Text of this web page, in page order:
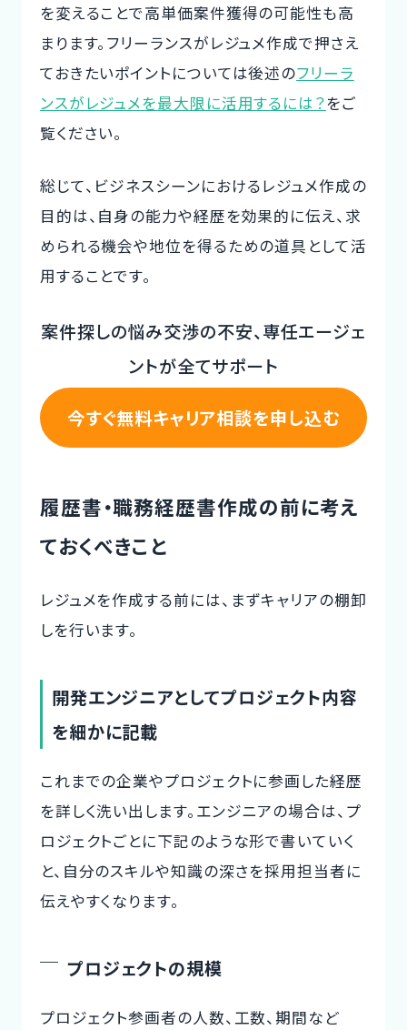
を変えることで高単価案件獲得の可能性も高
まります。フリーランスがレジュメ作成で押さえ
ておきたいポイントについては後述のフリーラ
ンスがレジュメを最大限に活用するには？をご
覧ください。
総じて、ビジネスシーンにおけるレジュメ作成の
目的は、自身の能力や経歴を効果的に伝え、求
められる機会や地位を得るための道具として活
用することです。
案件探しの悩み交渉の不安、専任エージェ
ントが全てサポート
今すぐ無料キャリア相談を申し込む
履歴書・職務経歴書作成の前に考え
ておくべきこと
レジュメを作成する前には、まずキャリアの棚卸
しを行います。
開発エンジニアとしてプロジェクト内容
を細かに記載
これまでの企業やプロジェクトに参画した経歴
を詳しく洗い出します。エンジニアの場合は、プ
ロジェクトごとに下記のような形で書いていく
と、自分のスキルや知識の深さを採用担当者に
伝えやすくなります。
プロジェクトの規模
プロジェクト参画者の人数、工数、期間など